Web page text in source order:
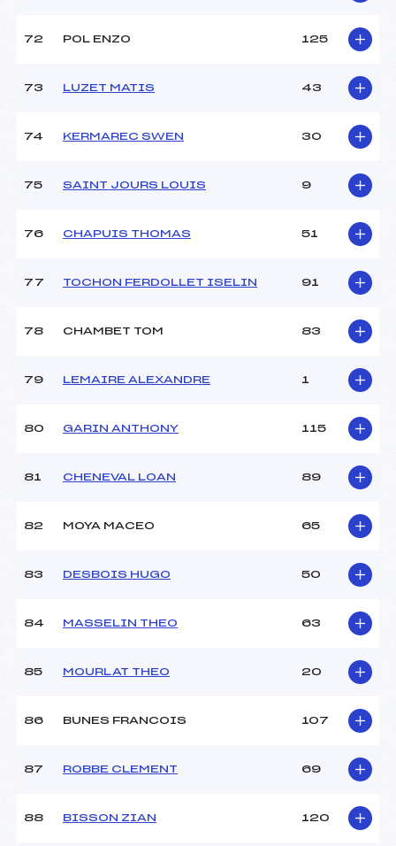
72 POL ENZO 125
73 LUZET MATIS 43
74 KERMAREC SWEN 30
75 SAINT JOURS LOUIS 9
76 CHAPUIS THOMAS 51
77 TOCHON FERDOLLET ISELIN 91
78 CHAMBET TOM 83
79 LEMAIRE ALEXANDRE 1
80 GARIN ANTHONY 115
81 CHENEVAL LOAN 89
82 MOYA MACEO 65
83 DESBOIS HUGO 50
84 MASSELIN THEO 63
85 MOURLAT THEO 20
86 BUNES FRANCOIS 107
87 ROBBE CLEMENT 69
88 BISSON ZIAN 120